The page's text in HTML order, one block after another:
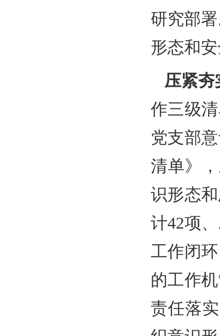
研究部
形态和
压紧夯
作三级
党支部
清单》
识形态
计42项
工作闭
的工作
责任落